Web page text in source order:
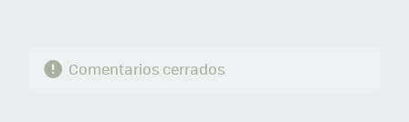
Comentarios cerrados